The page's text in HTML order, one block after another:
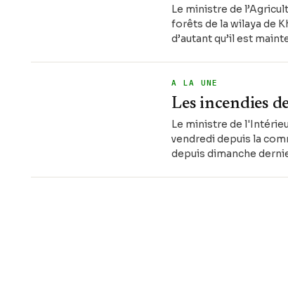
Le ministre de
forêts de la wilaya de
d’autant qu’il est
A LA UNE
Les incendies
Le ministre de
vendredi depuis la
depuis dimanche